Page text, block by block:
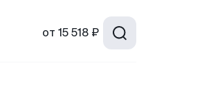
от 15 518 ₽